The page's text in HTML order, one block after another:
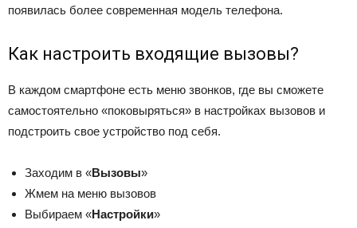
появилась более современная модель телефона.
Как настроить входящие вызовы?
В каждом смартфоне есть меню звонков, где вы сможете
самостоятельно «поковыряться» в настройках вызовов и
подстроить свое устройство под себя.
Заходим в «Вызовы»
Жмем на меню вызовов
Выбираем «Настройки»